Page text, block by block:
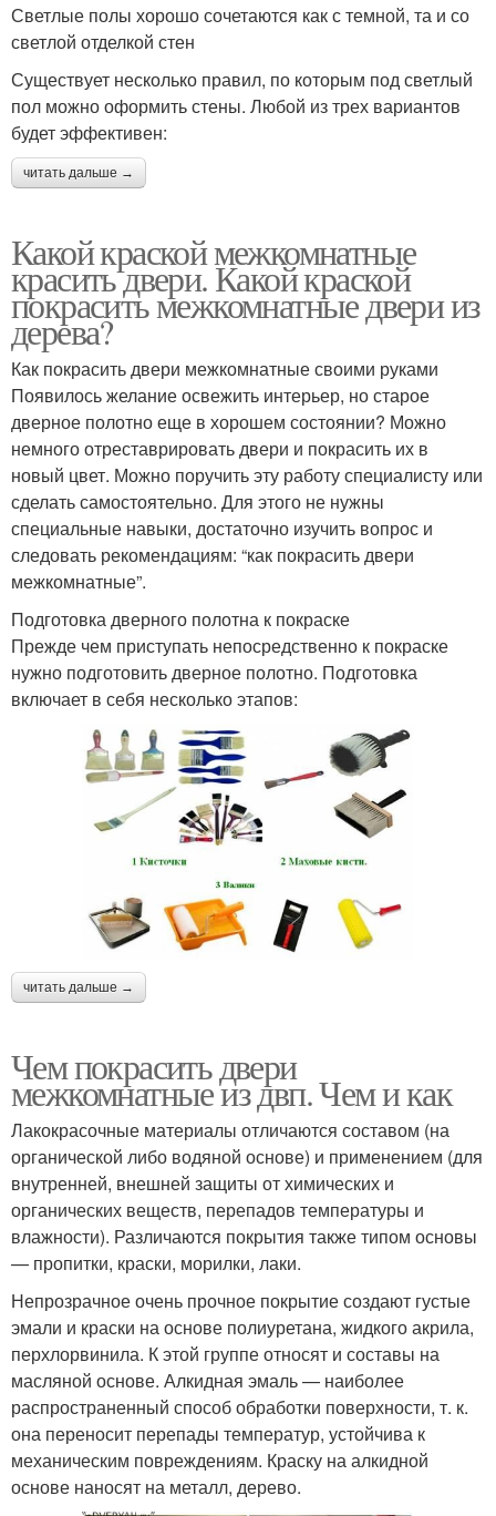
Светлые полы хорошо сочетаются как с темной, та и со
светлой отделкой стен
Существует несколько правил, по которым под светлый
пол можно оформить стены. Любой из трех вариантов
будет эффективен:
читать дальше →
Какой краской межкомнатные
красить двери. Какой краской
покрасить межкомнатные двери из
дерева?
Как покрасить двери межкомнатные своими руками
Появилось желание освежить интерьер, но старое
дверное полотно еще в хорошем состоянии? Можно
немного отреставрировать двери и покрасить их в
новый цвет. Можно поручить эту работу специалисту или
сделать самостоятельно. Для этого не нужны
специальные навыки, достаточно изучить вопрос и
следовать рекомендациям: “как покрасить двери
межкомнатные”.
Подготовка дверного полотна к покраске
Прежде чем приступать непосредственно к покраске
нужно подготовить дверное полотно. Подготовка
включает в себя несколько этапов:
читать дальше →
Чем покрасить двери
межкомнатные из двп. Чем и как
Лакокрасочные материалы отличаются составом (на
органической либо водяной основе) и применением (для
внутренней, внешней защиты от химических и
органических веществ, перепадов температуры и
влажности). Различаются покрытия также типом основы
— пропитки, краски, морилки, лаки.
Непрозрачное очень прочное покрытие создают густые
эмали и краски на основе полиуретана, жидкого акрила,
перхлорвинила. К этой группе относят и составы на
масляной основе. Алкидная эмаль — наиболее
распространенный способ обработки поверхности, т. к.
она переносит перепады температур, устойчива к
механическим повреждениям. Краску на алкидной
основе наносят на металл, дерево.